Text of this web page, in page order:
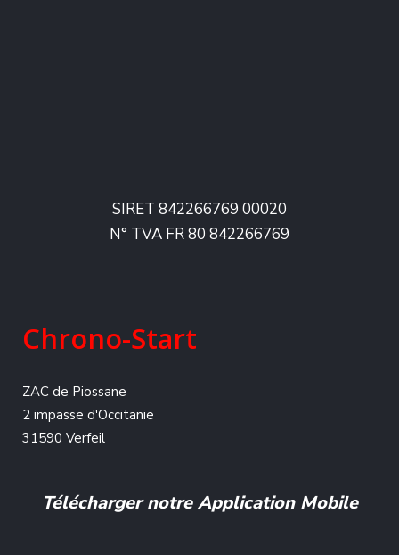
SIRET 842266769 00020
N° TVA FR 80 842266769
Chrono-Start
ZAC de Piossane
2 impasse d'Occitanie
31590 Verfeil
Télécharger notre Application Mobile